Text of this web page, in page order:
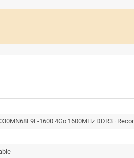
1600 4Go 1600MHz DDR3 ·